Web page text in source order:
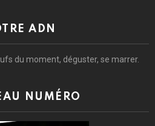
ADN
du moment, déguster, se marrer.
NUMÉRO